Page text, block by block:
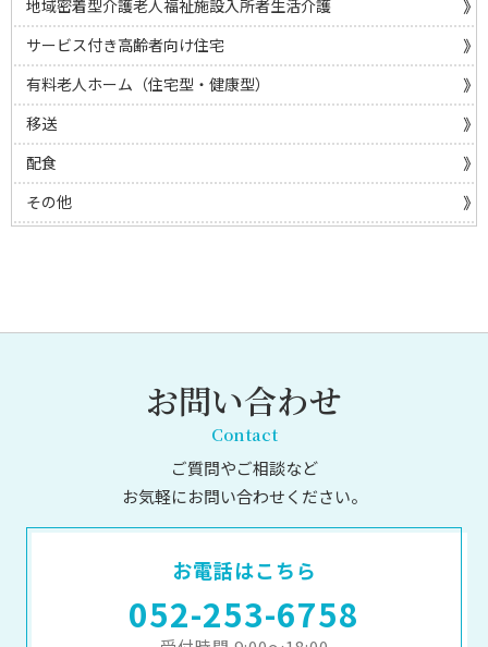
地域密着型介護老人福祉施設入所者生活介護
サービス付き高齢者向け住宅
有料老人ホーム（住宅型・健康型）
移送
配食
その他
お問い合わせ
Contact
ご質問やご相談など
お気軽にお問い合わせください。
お電話はこちら
052-253-6758